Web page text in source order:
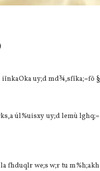
uy;d md¾,sfïka;=fõ §
úl%uisxy uy;d lemù lghq;=
fhduqlr we;s w;r tu m%h;akh